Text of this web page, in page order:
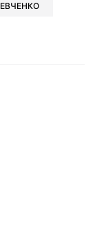
news
Viber
у LinkedIn